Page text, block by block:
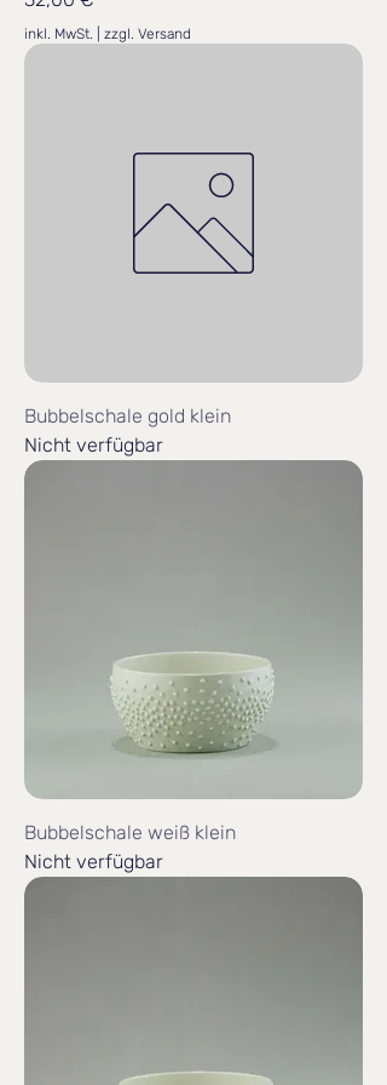
inkl. MwSt. zzgl. Versand
Bubbelschale gold klein
Nicht verfügbar
Bubbelschale weiß klein
Nicht verfügbar